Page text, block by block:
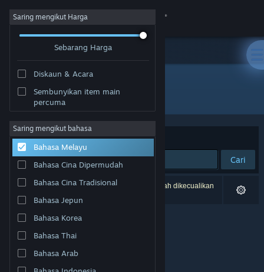
Sign in
Tentang
Sokongan
Ubah bahasa
Dapatkan Steam Mobile App
Lihat laman web desktop
Saring mengikut Harga
Sebarang Harga
Diskaun & Acara
Sembunyikan item main
percuma
Saring mengikut bahasa
Bahasa Melayu
Bahasa Cina Dipermudah
Bahasa Cina Tradisional
Bahasa Jepun
Bahasa Korea
Bahasa Thai
Bahasa Arab
Pembangun: Unfinished Pixel SL
Susun mengikut Perkaitan
Cari
0 hasil sepadan dengan carian anda. 3 tajuk telah dikecualikan
berdasarkan pilihan anda.